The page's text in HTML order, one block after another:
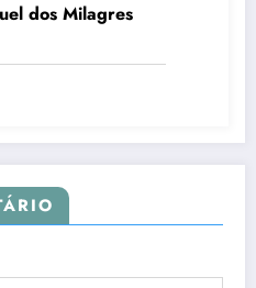
dos Milagres